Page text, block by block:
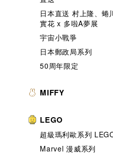
日本直送 村上隆、蜷
實花 x 多啦A夢展
宇宙小戰爭
日本郵政局系列
50周年限定
MIFFY
LEGO
超級瑪利歐系列
Marvel 漫威系列